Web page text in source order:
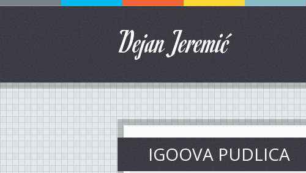
Dejan Jeremić
IGOOVA PUDLICA